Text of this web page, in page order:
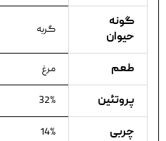
گونه
حیوان
گربه
طعم مرغ
پروتئین 32%
چربی 14%